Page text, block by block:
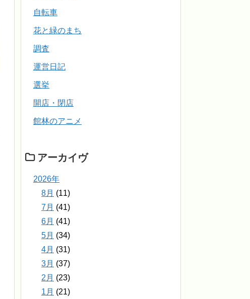
自転車
花と緑のまち
調査
運営日記
選挙
開店・閉店
館林のアニメ
アーカイヴ
2026年
8月 (11)
7月 (41)
6月 (41)
5月 (34)
4月 (31)
3月 (37)
2月 (23)
1月 (21)